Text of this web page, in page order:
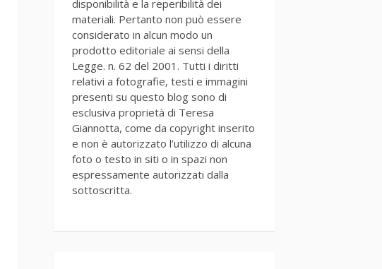
disponibilità e la reperibilità dei
materiali. Pertanto non può essere
considerato in alcun modo un
prodotto editoriale ai sensi della
Legge. n. 62 del 2001. Tutti i diritti
relativi a fotografie, testi e immagini
presenti su questo blog sono di
esclusiva proprietà di Teresa
Giannotta, come da copyright inserito
e non è autorizzato l’utilizzo di alcuna
foto o testo in siti o in spazi non
espressamente autorizzati dalla
sottoscritta.